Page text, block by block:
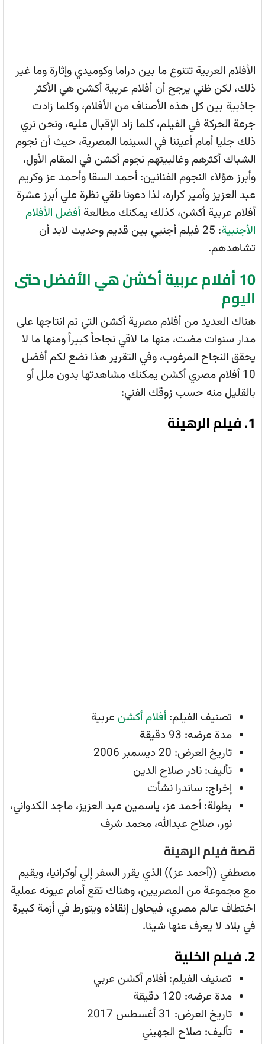
الأفلام العربية تتنوع ما بين دراما وكوميدي وإثارة وما غير
ذلك، لكن ظني يرجح أن أفلام عربية أكشن هي الأكثر
جاذبية بين كل هذه الأصناف من الأفلام، وكلما زادت
جرعة الحركة في الفيلم، كلما زاد الإقبال عليه، ونحن نري
ذلك جليا أمام أعيننا في السينما المصرية، حيث أن نجوم
الشباك أكثرهم وغالبيتهم نجوم أكشن في المقام الأول،
وأبرز هؤلاء النجوم الفنانين: أحمد السقا وأحمد عز وكريم
عبد العزيز وأمير كراره، لذا دعونا نلقي نظرة علي أبرز عشرة
أفلام عربية أكشن، كذلك يمكنك مطالعة أفضل الأفلام
الأجنبية
: 25 فيلم أجنبي بين قديم وحديث لابد أن
تشاهدهم.
10 أفلام عربية أكشن هي الأفضل حتى
اليوم
هناك العديد من أفلام مصرية أكشن التي تم انتاجها على
مدار سنوات مضت، منها ما لاقي نجاحاً كبيراً ومنها ما لا
يحقق النجاح المرغوب، وفي التقرير هذا نضع لكم أفضل
10 أفلام مصري أكشن يمكنك مشاهدتها بدون ملل أو
بالقليل منه حسب زوقك الفني:
1. فيلم الرهينة
تصنيف الفيلم: أفلام أكشن عربية
مدة عرضه: 93 دقيقة
تاريخ العرض: 20 ديسمبر 2006
تأليف: نادر صلاح الدين
إخراج: ساندرا نشأت
بطولة: أحمد عز، ياسمين عبد العزيز، ماجد الكدواني،
نور، صلاح عبدالله، محمد شرف
قصة فيلم الرهينة
مصطفي ((أحمد عز)) الذي يقرر السفر إلي أوكرانيا، ويقيم
مع مجموعة من المصريين، وهناك تقع أمام عيونه عملية
اختطاف عالم مصري، فيحاول إنقاذه ويتورط في أزمة كبيرة
في بلاد لا يعرف عنها شيئا.
2. فيلم الخلية
تصنيف الفيلم: أفلام أكشن عربي
مدة عرضه: 120 دقيقة
تاريخ العرض: 31 أغسطس 2017
تأليف: صلاح الجهيني